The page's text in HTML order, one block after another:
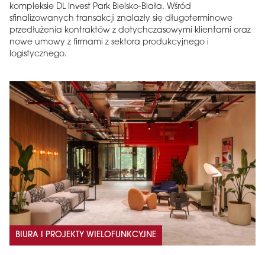
kompleksie DL Invest Park Bielsko-Biała. Wśród
sfinalizowanych transakcji znalazły się długoterminowe
przedłużenia kontraktów z dotychczasowymi klientami oraz
nowe umowy z firmami z sektora produkcyjnego i
logistycznego.
BIURA I PROJEKTY WIELOFUNKCYJNE